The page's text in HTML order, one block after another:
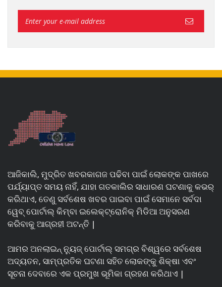
ଆଜିକାଲି, ମୁଦ୍ରିତ ଖବରକାଗଜ ପଢିବା ପାଇଁ ଲୋକଙ୍କ ପାଖରେ
ପର୍ଯ୍ୟାପ୍ତ ସମୟ ନାହିଁ, ଯାହା ଗତକାଲିର ସାଧାରଣ ଘଟଣାକୁ କଭର୍
କରିଥାଏ, ତେଣୁ ସର୍ବଶେଷ ଖବର ପାଇବା ପାଇଁ ସେମାନେ ସର୍ବଦା
ୱେବ୍ ପୋର୍ଟାଲ୍ କିମ୍ବା ଇଲେକ୍ଟ୍ରୋନିକ୍ ମିଡିଆ ଅନୁସରଣ
କରିବାକୁ ଆଗ୍ରହୀ ଅଟନ୍ତି |
ଆମର ଅନଲାଇନ୍ ନ୍ୟୁଜ୍ ପୋର୍ଟାଲ୍ ସମଗ୍ର ବିଶ୍ୱରେ ସର୍ବଶେଷ
ଅଦ୍ୟତନ, ସାମ୍ପ୍ରତିକ ଘଟଣା ସହିତ ଲୋକଙ୍କୁ ଶିକ୍ଷା ଏବଂ
ସୂଚନା ଦେବାରେ ଏକ ପ୍ରମୁଖ ଭୂମିକା ଗ୍ରହଣ କରିଥାଏ |